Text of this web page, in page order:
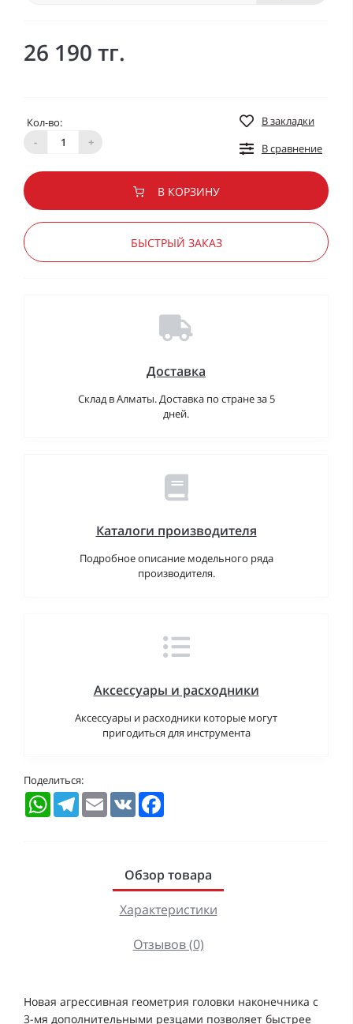
26 190 тг.
Кол-во:
-
+
В закладки
В сравнение
В КОРЗИНУ
БЫСТРЫЙ ЗАКАЗ
Доставка
Склад в Алматы. Доставка по стране за 5
дней.
Каталоги производителя
Подробное описание модельного ряда
производителя.
Аксессуары и расходники
Аксессуары и расходники которые могут
пригодиться для инструмента
Поделиться:
WhatsAppTelegramEmail VK
Обзор товара
Характеристики
Отзывов (0)
Новая агрессивная геометрия головки наконечника с
3-мя дополнительными резцами позволяет быстрее